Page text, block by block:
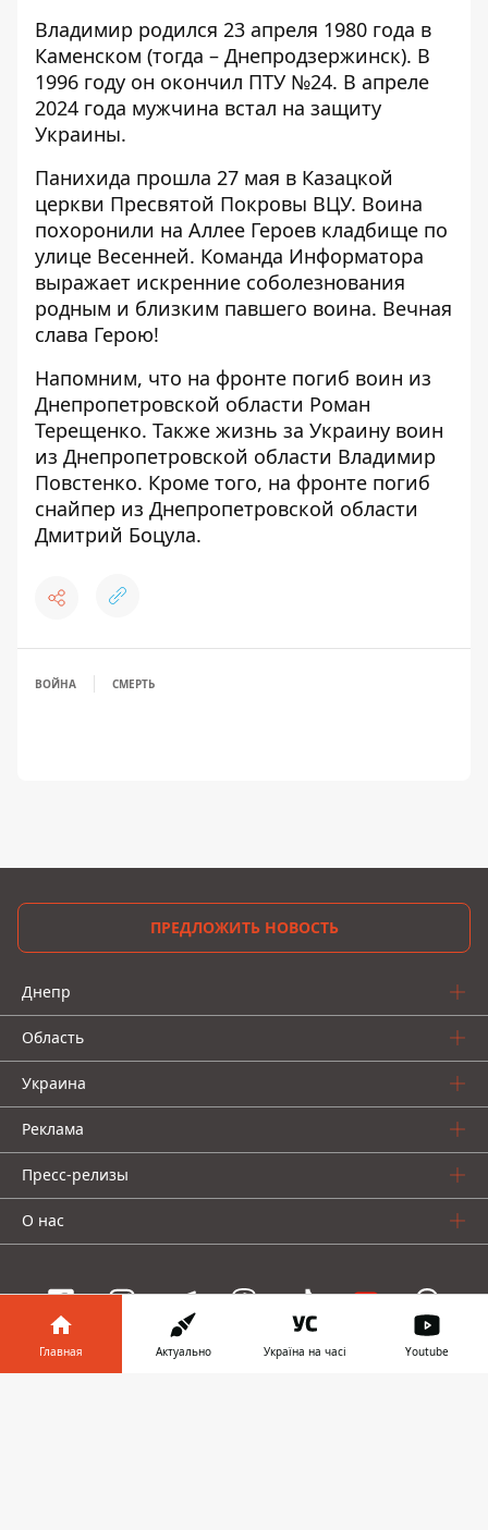
Владимир родился 23 апреля 1980 года в
Каменском (тогда – Днепродзержинск). В
1996 году он окончил ПТУ №24. В апреле
2024 года мужчина встал на защиту
Украины.
Панихида прошла 27 мая в Казацкой
церкви Пресвятой Покровы ВЦУ. Воина
похоронили на Аллее Героев кладбище по
улице Весенней. Команда Информатора
выражает искренние соболезнования
родным и близким павшего воина. Вечная
слава Герою!
Напомним, что на фронте погиб воин из
Днепропетровской области Роман
Терещенко. Также жизнь за Украину воин
из Днепропетровской области Владимир
Повстенко. Кроме того, на фронте погиб
снайпер из Днепропетровской области
Дмитрий Боцула.
ВОЙНА СМЕРТЬ
ПРЕДЛОЖИТЬ НОВОСТЬ
Днепр
Область
Украина
Реклама
Пресс-релизы
О нас
Главная Актуально Україна на часі Youtube